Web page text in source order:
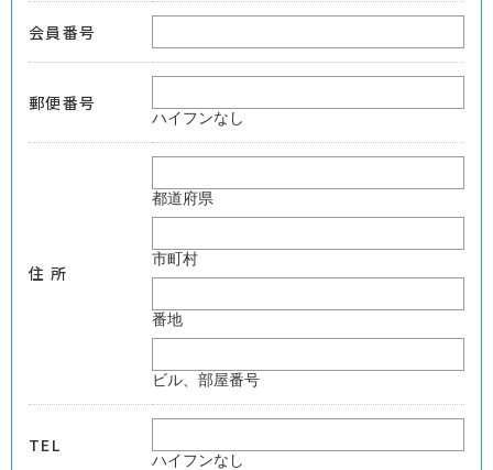
会員番号
郵便番号
ハイフンなし
住 所
都道府県
市町村
番地
ビル、部屋番号
TEL
ハイフンなし